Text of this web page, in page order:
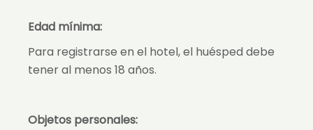
Edad mínima:
Para registrarse en el hotel, el huésped debe
tener al menos 18 años.
Objetos personales: